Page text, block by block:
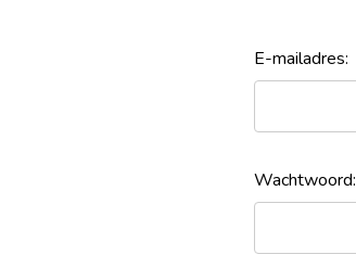
E-mailadres:
Wachtwoord: